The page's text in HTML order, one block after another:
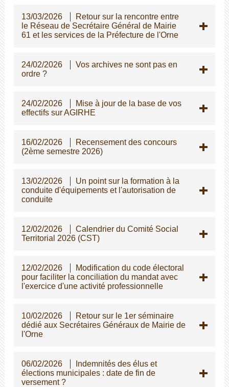
13/03/2026
Retour sur la rencontre entre
le Réseau de Secrétaire Général de Mairie
61 et les services de la Préfecture de l'Orne
24/02/2026
Vos archives ne sont pas en
ordre ?
24/02/2026
Mise à jour de la base de vos
effectifs sur AGIRHE
16/02/2026
Recensement des concours
(2ème semestre 2026)
13/02/2026
Un point sur la formation à la
conduite d'équipements et l'autorisation de
conduite
12/02/2026
Calendrier du Comité Social
Territorial 2026 (CST)
12/02/2026
Modification du code électoral
pour faciliter la conciliation du mandat avec
l'exercice d'une activité professionnelle
10/02/2026
Retour sur le 1er séminaire
dédié aux Secrétaires Généraux de Mairie de
l'Orne
06/02/2026
Indemnités des élus et
élections municipales : date de fin de
versement ?